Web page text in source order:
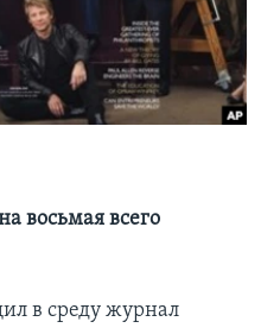
восьмая всего
в среду журнал